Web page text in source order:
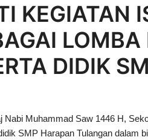
KEGIATAN
DIDIK
Nabi Muhammad Saw 1446 H,
SMP Harapan Tulangan dalam